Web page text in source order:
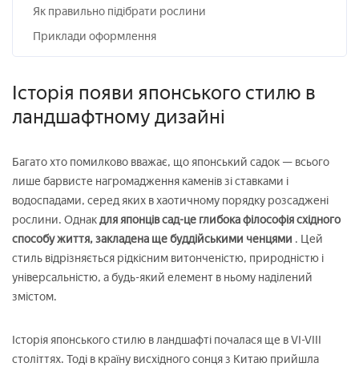
Як правильно підібрати рослини
Приклади оформлення
Історія появи японського стилю в
ландшафтному дизайні
Багато хто помилково вважає, що японський садок — всього
лише барвисте нагромадження каменів зі ставками і
водоспадами, серед яких в хаотичному порядку розсаджені
рослини. Однакдля японців сад-це глибока філософія східного
способу життя, закладена ще буддійськими ченцями . Цей
стиль відрізняється рідкісним витонченістю, природністю і
універсальністю, а будь-який елемент в ньому наділений
змістом.
Історія японського стилю в ландшафті почалася ще в VI-VIII
століттях. Тоді в країну висхідного сонця з Китаю прийшла